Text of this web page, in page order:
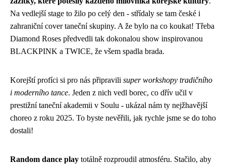
Na vedlejší stage to žilo po celý den - střídaly se tam české i
zahraniční cover taneční skupiny. A že bylo na co koukat! Třeba
Diamond Roses předvedli tak dokonalou show inspirovanou
BLACKPINK a TWICE, že všem spadla brada.
Korejští profíci si pro nás připravili super workshopy tradičního
i moderního tance. Jeden z nich vedl borec, co dřív učil v
prestižní taneční akademii v Soulu - ukázal nám ty nejžhavější
choreo z roku 2025. To byste nevěřili, jak rychle jsme se do toho
dostali!
Random dance play totálně rozproudil atmosféru. Stačilo, aby